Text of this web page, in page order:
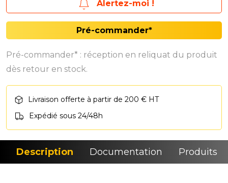
Alertez-moi !
Pré-commander*
Pré-commander* : réception en reliquat du produit
dès retour en stock.
Livraison offerte à partir de 200 € HT
Expédié sous 24/48h
Description Documentation Produits